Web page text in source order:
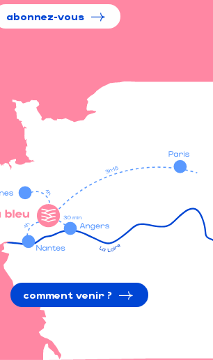
abonnez-vous
comment venir ?